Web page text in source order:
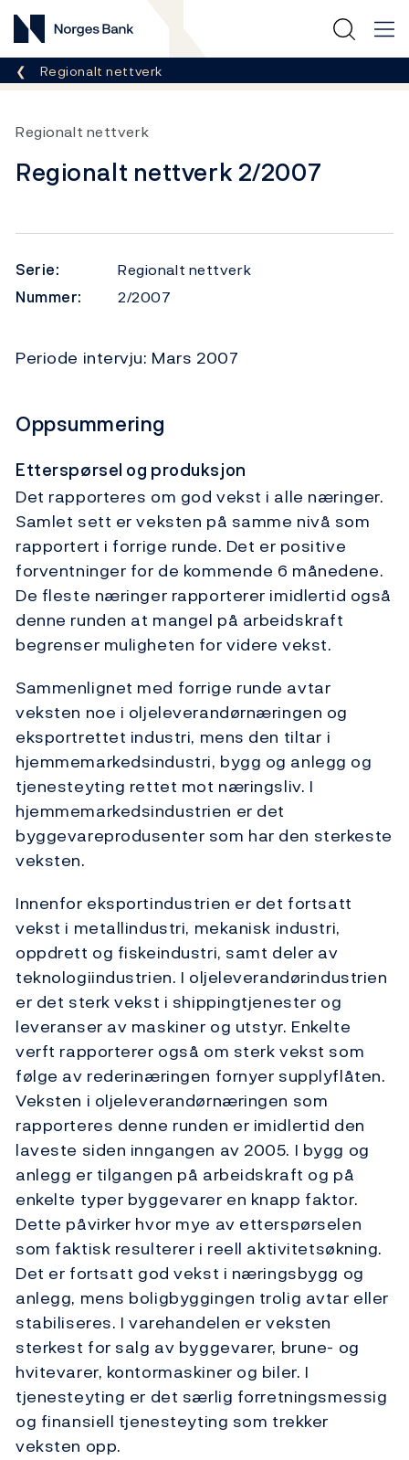
Norges Bank
Her er du nå:
Regionalt nettverk
Regionalt nettverk
Regionalt nettverk 2/2007
Serie:
Regionalt nettverk
Nummer:
2/2007
Periode intervju: Mars 2007
Oppsummering
Etterspørsel og produksjon
Det rapporteres om god vekst i alle næringer.
Samlet sett er veksten på samme nivå som
rapportert i forrige runde. Det er positive
forventninger for de kommende 6 månedene.
De fleste næringer rapporterer imidlertid også
denne runden at mangel på arbeidskraft
begrenser muligheten for videre vekst.
Sammenlignet med forrige runde avtar
veksten noe i oljeleverandørnæringen og
eksportrettet industri, mens den tiltar i
hjemmemarkedsindustri, bygg og anlegg og
tjenesteyting rettet mot næringsliv. I
hjemmemarkedsindustrien er det
byggevareprodusenter som har den sterkeste
veksten.
Innenfor eksportindustrien er det fortsatt
vekst i metallindustri, mekanisk industri,
oppdrett og fiskeindustri, samt deler av
teknologiindustrien. I oljeleverandørindustrien
er det sterk vekst i shippingtjenester og
leveranser av maskiner og utstyr. Enkelte
verft rapporterer også om sterk vekst som
følge av rederinæringen fornyer supplyflåten.
Veksten i oljeleverandørnæringen som
rapporteres denne runden er imidlertid den
laveste siden inngangen av 2005. I bygg og
anlegg er tilgangen på arbeidskraft og på
enkelte typer byggevarer en knapp faktor.
Dette påvirker hvor mye av etterspørselen
som faktisk resulterer i reell aktivitetsøkning.
Det er fortsatt god vekst i næringsbygg og
anlegg, mens boligbyggingen trolig avtar eller
stabiliseres. I varehandelen er veksten
sterkest for salg av byggevarer, brune- og
hvitevarer, kontormaskiner og biler. I
tjenesteyting er det særlig forretningsmessig
og finansiell tjenesteyting som trekker
veksten opp.